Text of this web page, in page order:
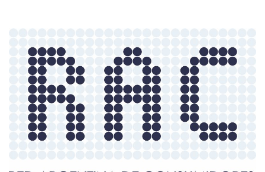
contenido